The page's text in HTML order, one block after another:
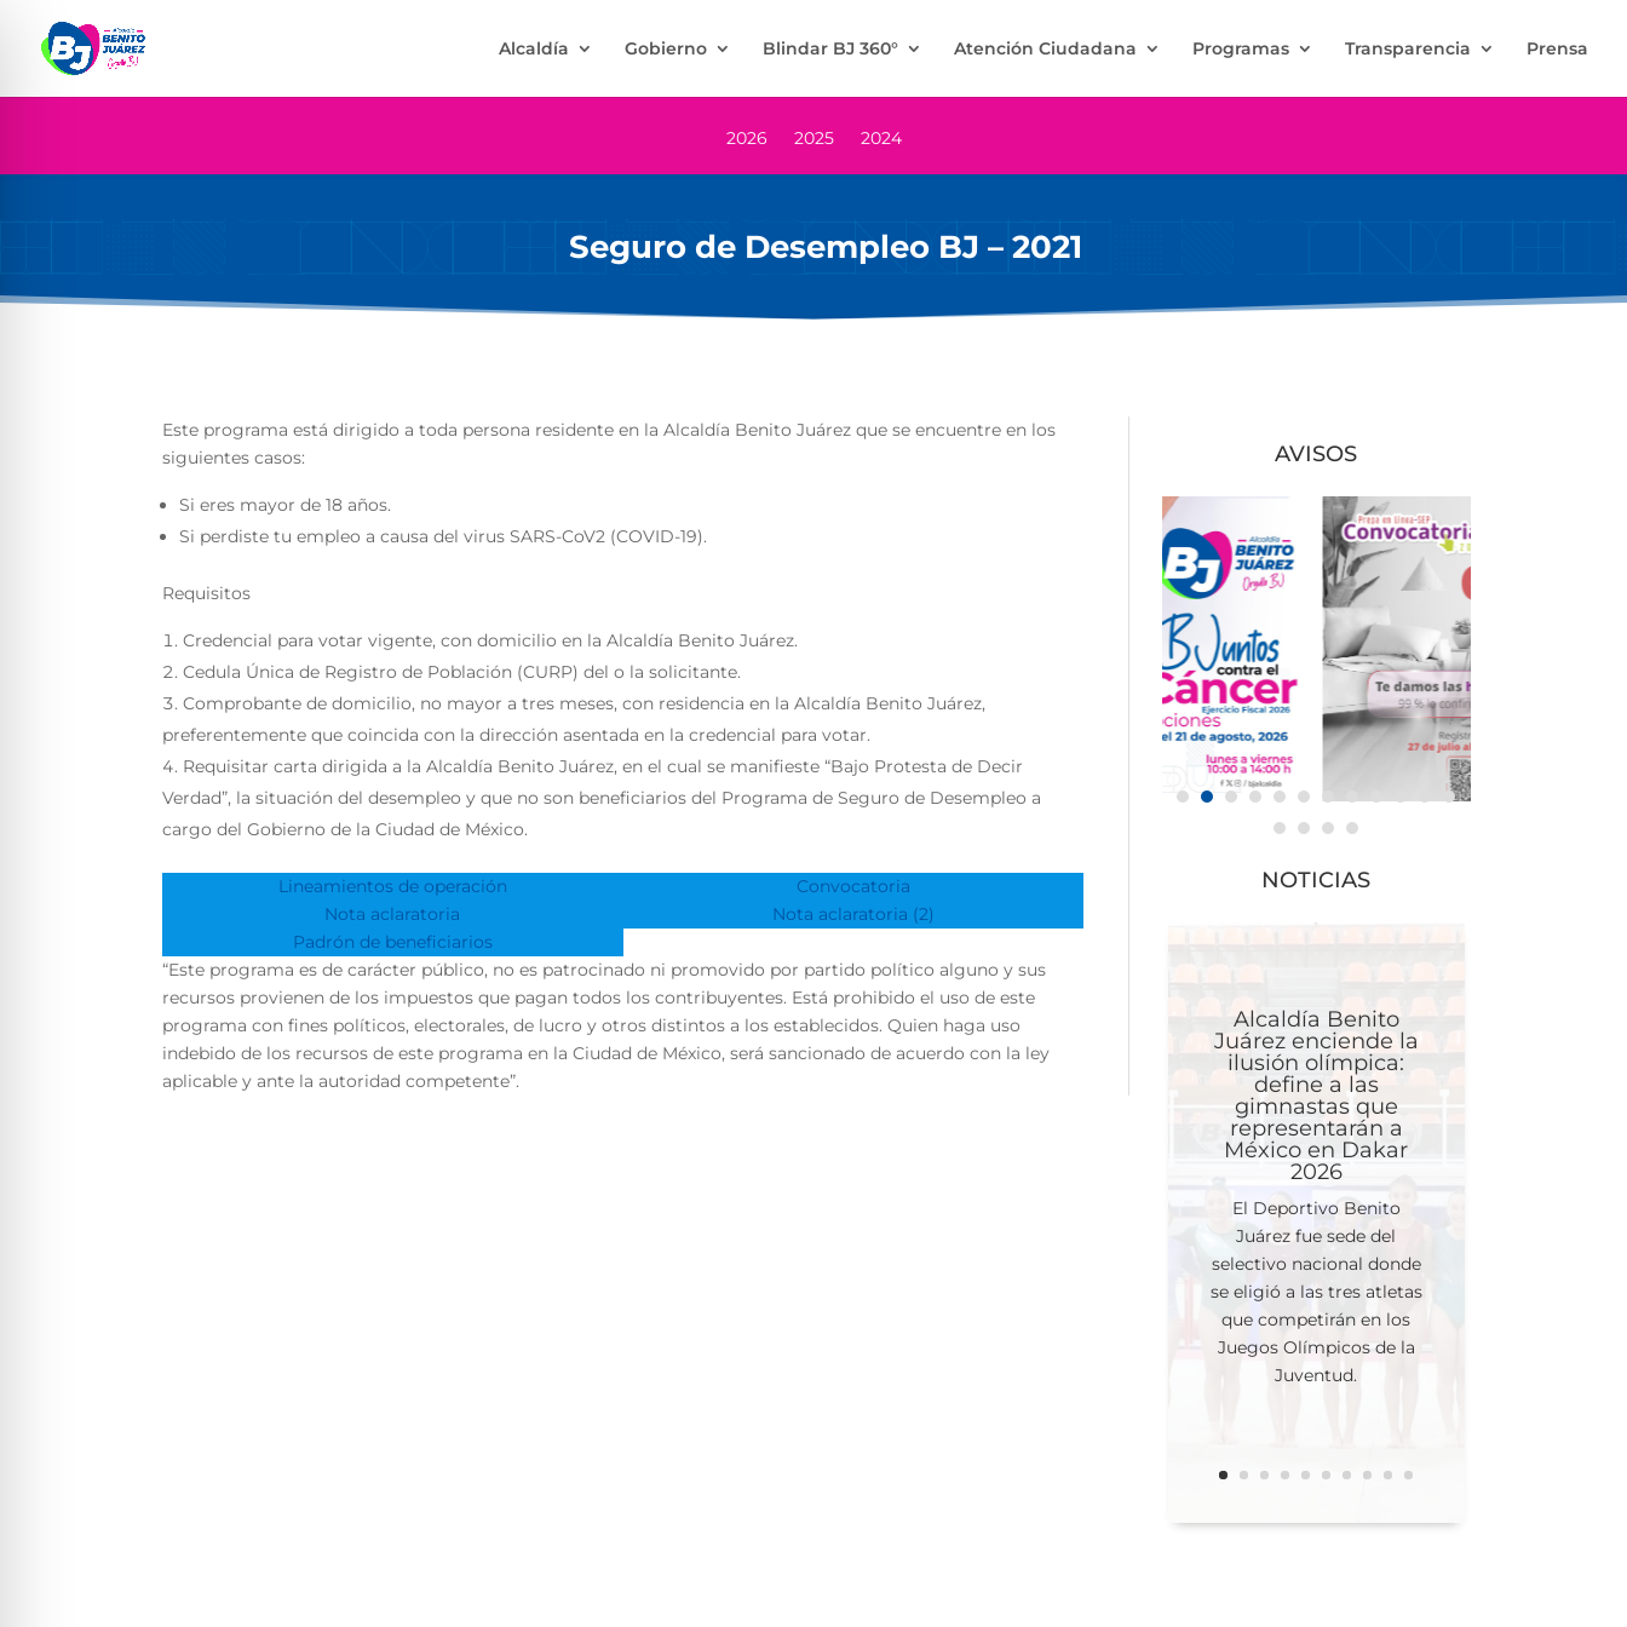
Alcaldía Gobierno Blindar BJ 360° Atención Ciudadana Programas Transparencia Prensa
2026 2025 2024
Seguro de Desempleo BJ – 2021
Este programa está dirigido a toda persona residente en la Alcaldía Benito Juárez que se encuentre en los
siguientes casos:
Si eres mayor de 18 años.
Si perdiste tu empleo a causa del virus SARS-CoV2 (COVID-19).
Requisitos
Credencial para votar vigente, con domicilio en la Alcaldía Benito Juárez.
Cedula Única de Registro de Población (CURP) del o la solicitante.
Comprobante de domicilio, no mayor a tres meses, con residencia en la Alcaldía Benito Juárez,
preferentemente que coincida con la dirección asentada en la credencial para votar.
Requisitar carta dirigida a la Alcaldía Benito Juárez, en el cual se manifieste “Bajo Protesta de Decir
Verdad”, la situación del desempleo y que no son beneficiarios del Programa de Seguro de Desempleo a
cargo del Gobierno de la Ciudad de México.
Lineamientos de operación
Convocatoria
Nota aclaratoria
Nota aclaratoria (2)
Padrón de beneficiarios
“Este programa es de carácter público, no es patrocinado ni promovido por partido político alguno y sus
recursos provienen de los impuestos que pagan todos los contribuyentes. Está prohibido el uso de este
programa con fines políticos, electorales, de lucro y otros distintos a los establecidos. Quien haga uso
indebido de los recursos de este programa en la Ciudad de México, será sancionado de acuerdo con la ley
aplicable y ante la autoridad competente”.
AVISOS
NOTICIAS
Alcaldía Benito
Juárez enciende la
ilusión olímpica:
define a las
gimnastas que
representarán a
México en Dakar
2026
El Deportivo Benito
Juárez fue sede del
selectivo nacional donde
se eligió a las tres atletas
que competirán en los
Juegos Olímpicos de la
Juventud.